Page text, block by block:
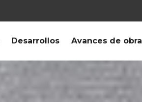
Desarrollos Avances de obra